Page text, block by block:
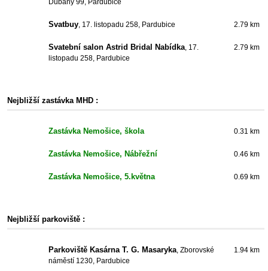
Dubany 99, Pardubice
Svatbuy, 17. listopadu 258, Pardubice 2.79 km
Svatební salon Astrid Bridal Nabídka, 17.
listopadu 258, Pardubice
2.79 km
Nejbližší zastávka MHD :
Zastávka Nemošice, škola 0.31 km
Zastávka Nemošice, Nábřežní 0.46 km
Zastávka Nemošice, 5.května 0.69 km
Nejbližší parkoviště :
Parkoviště Kasárna T. G. Masaryka, Zborovské
náměstí 1230, Pardubice
1.94 km